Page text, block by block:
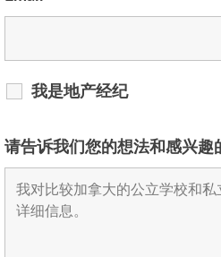
我是地产经纪
请告诉我们您的想法和感兴趣